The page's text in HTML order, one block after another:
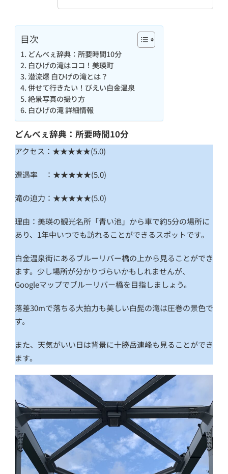
目次
どんべぇ辞典：所要時間10分
白ひげの滝はココ！美瑛町
潜流爆 白ひげの滝とは？
併せて行きたい！びえい白金温泉
絶景写真の撮り方
白ひげの滝 詳細情報
どんべぇ辞典：所要時間10分
アクセス：★★★★★(5.0)
遭遇率 ：★★★★★(5.0)
滝の迫力：★★★★★(5.0)
理由：美瑛の観光名所「青い池」から車で約5分の場所に
あり、1年中いつでも訪れることができるスポットです。
白金温泉街にあるブルーリバー橋の上から見ることができ
ます。少し場所が分かりづらいかもしれませんが、
Googleマップでブルーリバー橋を目指しましょう。
落差30mで落ちる大拍力も美しい白髭の滝は圧巻の景色で
す。
また、天気がいい日は背景に十勝岳連峰も見ることができ
ます。